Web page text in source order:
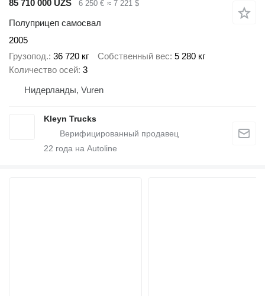
85 710 000 UZS
6 250 € ≈ 7 221 $
Полуприцеп самосвал
2005
Грузопод. 36 720 кг Собственный вес 5 280 кг
Количество осей 3
Нидерланды, Vuren
Kleyn Trucks
22 года на Autoline